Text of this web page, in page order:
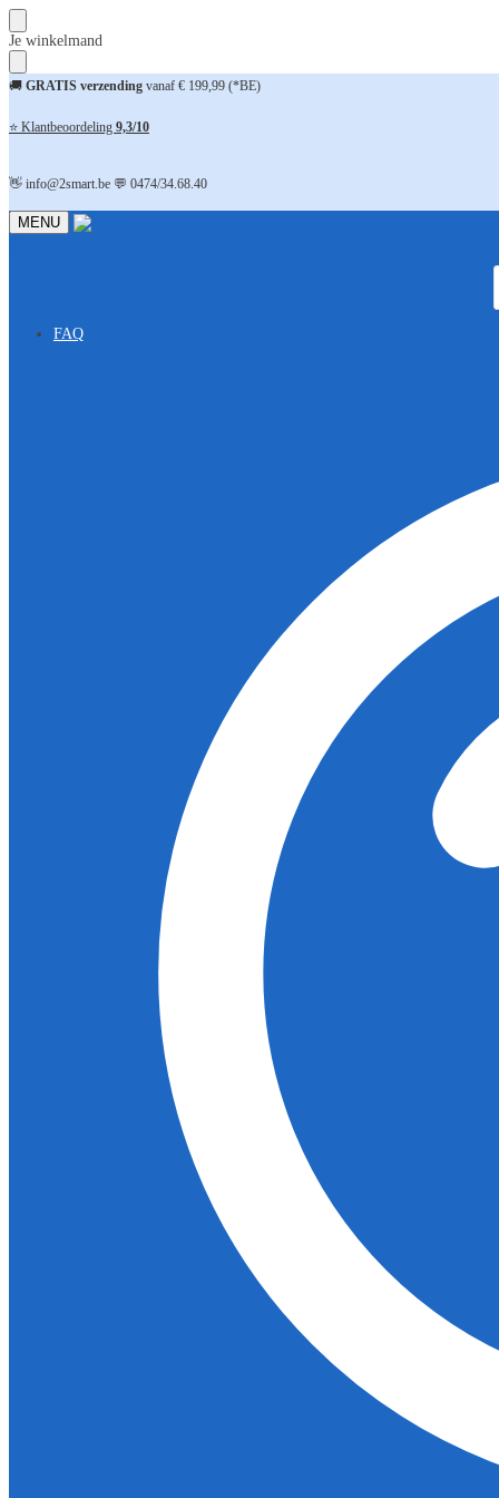
Skip
to
navigation
Skip
to
content
Je winkelmand
🚚 GRATIS verzending vanaf € 199,99 (*BE)
⭐ Klantbeoordeling 9,3/10
👋 info@2smart.be 💬 0474/34.68.40
MENU
FAQ